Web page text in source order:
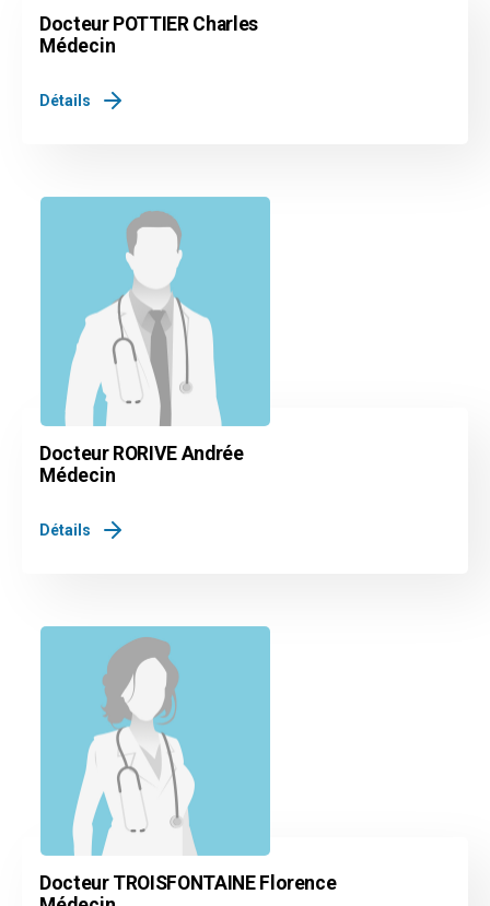
Docteur POTTIER Charles
Médecin
Détails
Docteur RORIVE Andrée
Médecin
Détails
Docteur TROISFONTAINE Florence